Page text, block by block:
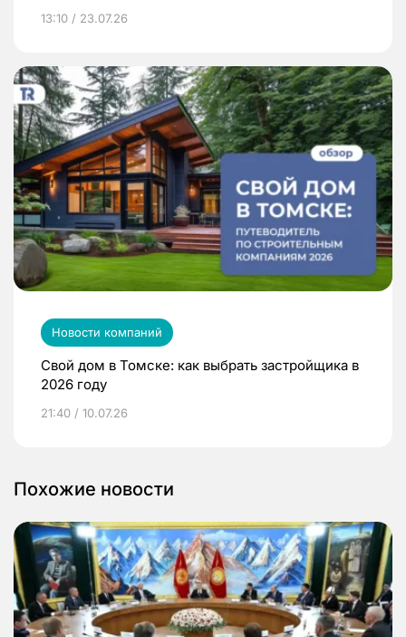
13:10 / 23.07.26
Новости компаний
Свой дом в Томске: как выбрать застройщика в
2026 году
21:40 / 10.07.26
Похожие новости